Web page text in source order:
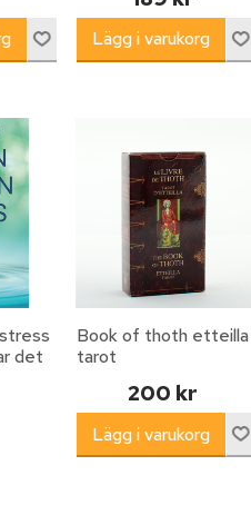
det
Book of thoth etteilla
tarot
200 kr